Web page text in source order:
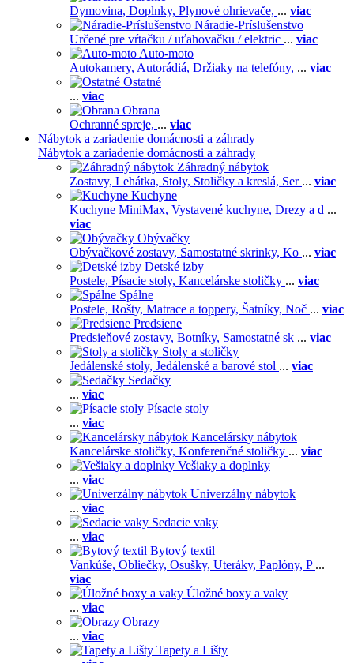
Dymovina, Doplnky, Plynové ohrievače, ... viac
Náradie-Príslušenstvo
Určené pre vŕtačku / uťahovačku / elektric ... viac
Auto-moto
Autokamery, Autorádiá, Držiaky na telefóny, ... viac
Ostatné
... viac
Obrana
Ochranné spreje, ... viac
Nábytok a zariadenie domácnosti a záhrady
Nábytok a zariadenie domácnosti a záhrady
Záhradný nábytok
Zostavy, Lehátka, Stoly, Stoličky a kreslá, Ser ... viac
Kuchyne
Kuchyne MiniMax, Vystavené kuchyne, Drezy a d ...
viac
Obývačky
Obývačkové zostavy, Samostatné skrinky, Ko ... viac
Detské izby
Postele, Písacie stoly, Kancelárske stoličky ... viac
Spálne
Postele, Rošty, Matrace a toppery, Šatníky, Noč ... viac
Predsiene
Predsieňové zostavy, Botníky, Samostatné sk ... viac
Stoly a stoličky
Jedálenské stoly, Jedálenské a barové stol ... viac
Sedačky
... viac
Písacie stoly
... viac
Kancelársky nábytok
Kancelárske stoličky, Konferenčné stoličky ... viac
Vešiaky a doplnky
... viac
Univerzálny nábytok
... viac
Sedacie vaky
... viac
Bytový textil
Vankúše, Obliečky, Osušky, Uteráky, Paplóny, P ...
viac
Úložné boxy a vaky
... viac
Obrazy
... viac
Tapety a Lišty